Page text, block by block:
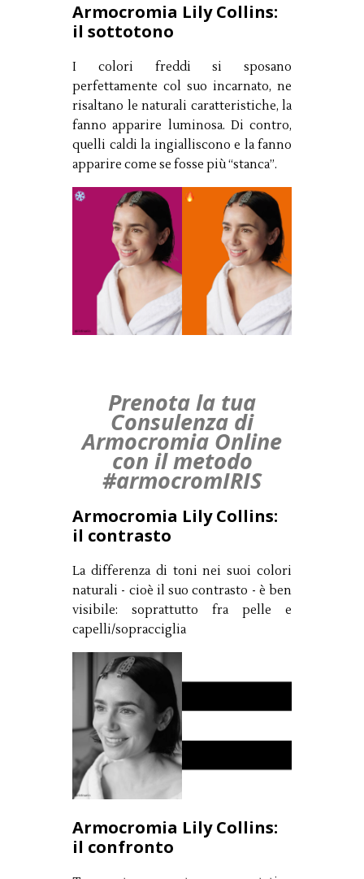
Armocromia Lily Collins:
il sottotono
I colori freddi si sposano
perfettamente col suo incarnato, ne
risaltano le naturali caratteristiche, la
fanno apparire luminosa. Di contro,
quelli caldi la ingialliscono e la fanno
apparire come se fosse più “stanca”.
Prenota la tua
Consulenza di
Armocromia Online
con il metodo
#armocromIRIS
Armocromia Lily Collins:
il contrasto
La differenza di toni nei suoi colori
naturali - cioè il suo contrasto - è ben
visibile: soprattutto fra pelle e
capelli/sopracciglia
Armocromia Lily Collins:
il confronto